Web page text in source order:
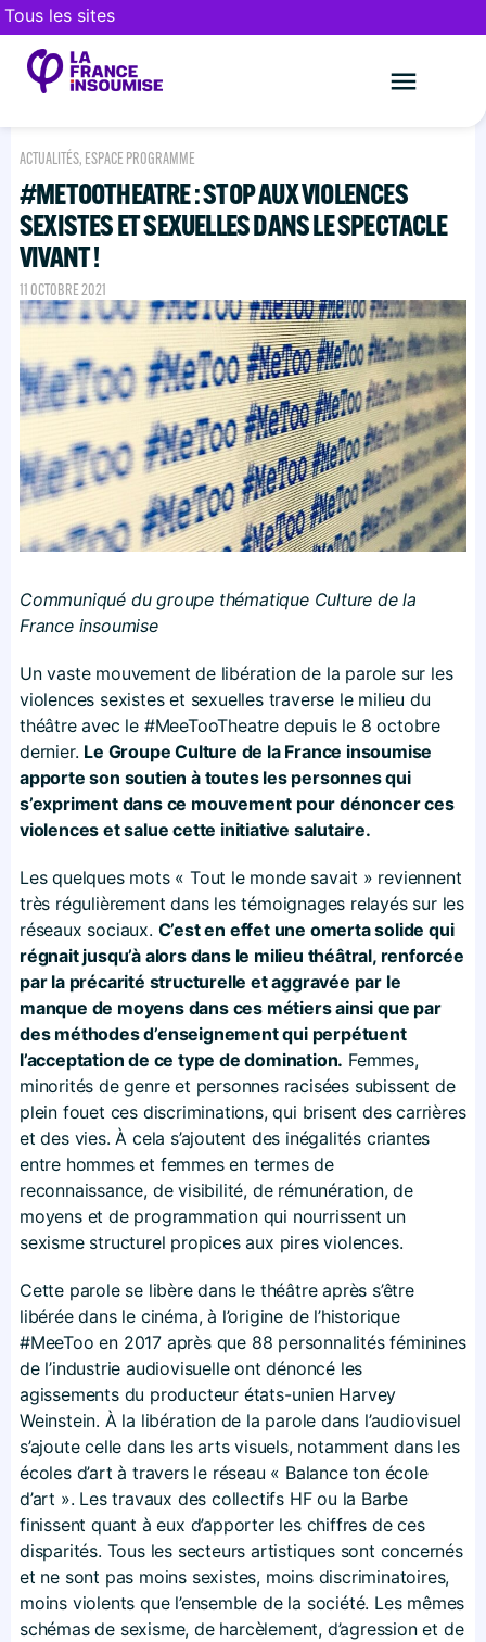
Tous les sites
ACTUALITÉS, ESPACE PROGRAMME
#METOOTHEATRE : STOP AUX VIOLENCES
SEXISTES ET SEXUELLES DANS LE SPECTACLE
VIVANT !
11 OCTOBRE 2021
Communiqué du groupe thématique Culture de la
France insoumise
Un vaste mouvement de libération de la parole sur les
violences sexistes et sexuelles traverse le milieu du
théâtre avec le #MeeTooTheatre depuis le 8 octobre
dernier. Le Groupe Culture de la France insoumise
apporte son soutien à toutes les personnes qui
s’expriment dans ce mouvement pour dénoncer ces
violences et salue cette initiative salutaire.
Les quelques mots « Tout le monde savait » reviennent
très régulièrement dans les témoignages relayés sur les
réseaux sociaux. C’est en effet une omerta solide qui
régnait jusqu’à alors dans le milieu théâtral, renforcée
par la précarité structurelle et aggravée par le
manque de moyens dans ces métiers ainsi que par
des méthodes d’enseignement qui perpétuent
l’acceptation de ce type de domination. Femmes,
minorités de genre et personnes racisées subissent de
plein fouet ces discriminations, qui brisent des carrières
et des vies. À cela s’ajoutent des inégalités criantes
entre hommes et femmes en termes de
reconnaissance, de visibilité, de rémunération, de
moyens et de programmation qui nourrissent un
sexisme structurel propices aux pires violences.
Cette parole se libère dans le théâtre après s’être
libérée dans le cinéma, à l’origine de l’historique
#MeeToo en 2017 après que 88 personnalités féminines
de l’industrie audiovisuelle ont dénoncé les
agissements du producteur états-unien Harvey
Weinstein. À la libération de la parole dans l’audiovisuel
s’ajoute celle dans les arts visuels, notamment dans les
écoles d’art à travers le réseau « Balance ton école
d’art ». Les travaux des collectifs HF ou la Barbe
finissent quant à eux d’apporter les chiffres de ces
disparités. Tous les secteurs artistiques sont concernés
et ne sont pas moins sexistes, moins discriminatoires,
moins violents que l’ensemble de la société. Les mêmes
schémas de sexisme, de harcèlement, d’agression et de